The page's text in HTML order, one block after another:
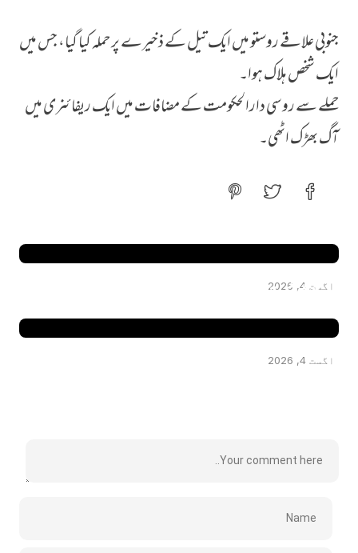
جنوبی علاقے روستو میں ایک تیل کے ذخیرے پر حملہ کیا گیا، جس میں
ایک شخص ہلاک ہوا۔
حملے سے روسی دارالحکومت کے مضافات میں ایک ریفائنری میں
آگ بھڑک اٹھی۔
اگست 4, 2026سوٹ کیس میں‌ لاش، یونان میں‌ سکاٹش خاتون کے قتل کے الزام میں‌
اگست 4, 2026